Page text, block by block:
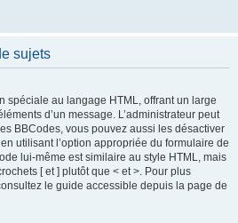
sujets
spéciale au langage HTML, offrant un large
d’un message. L’administrateur peut
BBCodes, vous pouvez aussi les désactiver
utilisant l’option appropriée du formulaire de
lui-même est similaire au style HTML, mais
[ et ] plutôt que < et >. Pour plus
le guide accessible depuis la page de